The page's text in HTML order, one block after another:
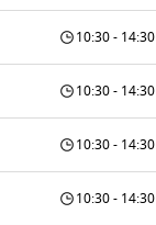
10:30 - 14:30
10:30 - 14:30
10:30 - 14:30
10:30 - 14:30